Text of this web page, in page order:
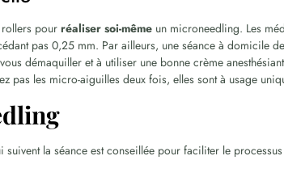
rollers pourréaliser soi-même un microneedling. Les
pas 0,25 mm. Par ailleurs, une séance à domicile de
démaquiller et à utiliser une bonne crème
pas les micro-aiguilles deux fois, elles sont à usage
suivent la séance est conseillée pour faciliter le